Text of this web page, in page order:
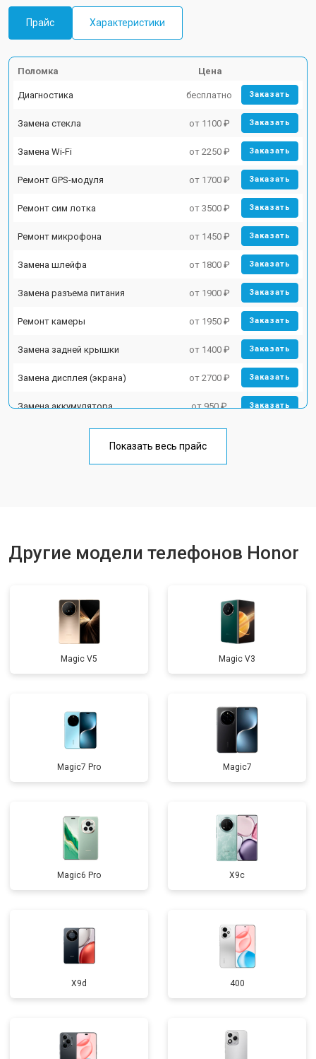
Прайс Характеристики
Поломка Цена
Диагностика бесплатно Заказать
Замена стекла от 1100 ₽ Заказать
Замена Wi-Fi от 2250 ₽ Заказать
Ремонт GPS-модуля от 1700 ₽ Заказать
Ремонт сим лотка от 3500 ₽ Заказать
Ремонт микрофона от 1450 ₽ Заказать
Замена шлейфа от 1800 ₽ Заказать
Замена разъема питания от 1900 ₽ Заказать
Ремонт камеры от 1950 ₽ Заказать
Замена задней крышки от 1400 ₽ Заказать
Замена дисплея (экрана) от 2700 ₽ Заказать
Замена аккумулятора от 950 ₽ Заказать
Ремонт цепи питания от 3200 ₽
Показать весь прайс
Другие модели телефонов Honor
Magic V5 Magic V3
Magic7 Pro Magic7
Magic6 Pro X9c
X9d 400